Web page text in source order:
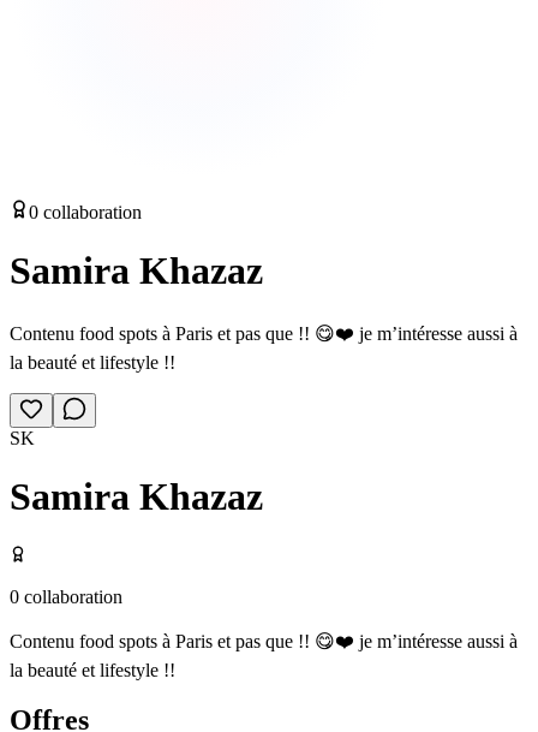
0 collaboration
Samira Khazaz
Contenu food spots à Paris et pas que !! 😋❤️ je m’intéresse aussi à
la beauté et lifestyle !!
SK
Samira Khazaz
0 collaboration
Contenu food spots à Paris et pas que !! 😋❤️ je m’intéresse aussi à
la beauté et lifestyle !!
Offres